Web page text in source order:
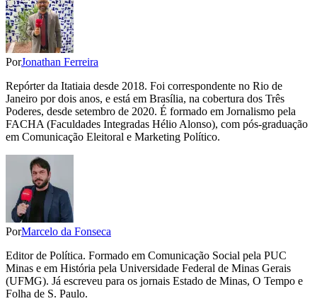
PorJonathan Ferreira
Repórter da Itatiaia desde 2018. Foi correspondente no Rio de
Janeiro por dois anos, e está em Brasília, na cobertura dos Três
Poderes, desde setembro de 2020. É formado em Jornalismo pela
FACHA (Faculdades Integradas Hélio Alonso), com pós-graduação
em Comunicação Eleitoral e Marketing Político.
PorMarcelo da Fonseca
Editor de Política. Formado em Comunicação Social pela PUC
Minas e em História pela Universidade Federal de Minas Gerais
(UFMG). Já escreveu para os jornais Estado de Minas, O Tempo e
Folha de S. Paulo.